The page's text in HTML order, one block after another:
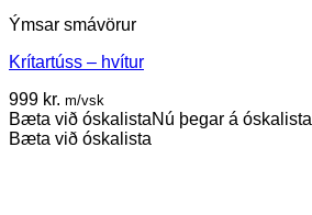
Ýmsar smávörur
Krítartúss – hvítur
999 kr. m/vsk
Bæta við óskalistaNú þegar á óskalista
Bæta við óskalista